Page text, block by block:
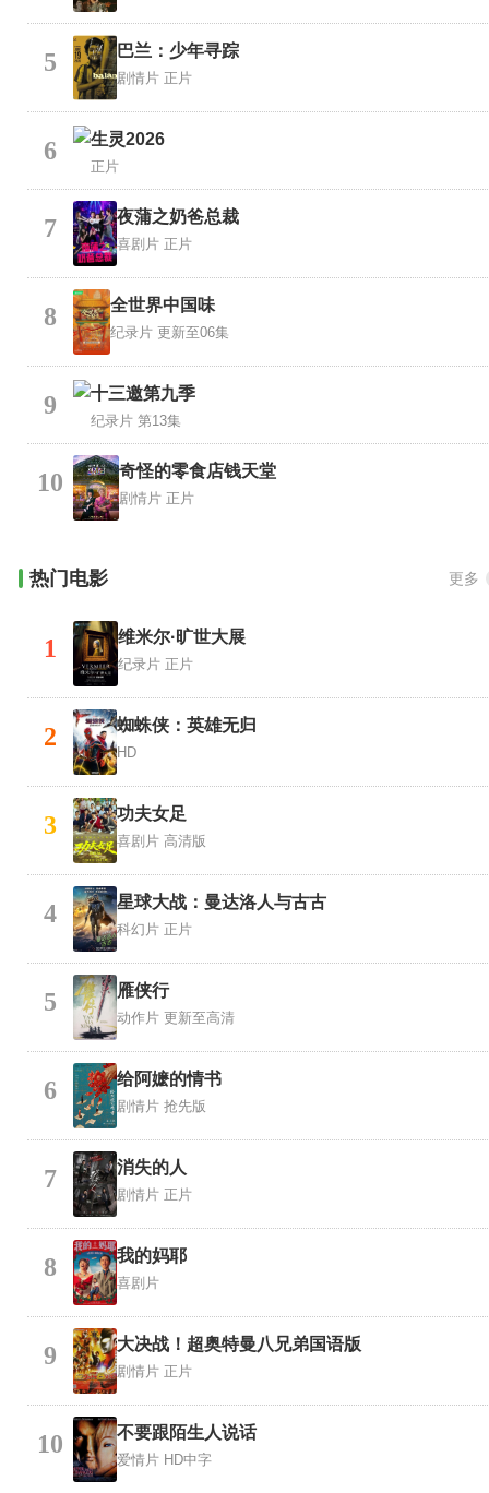
5 巴兰：少年寻踪
剧情片 正片
6 生灵2026
正片
7 夜蒲之奶爸总裁
喜剧片 正片
8 全世界中国味
纪录片 更新至06集
9 十三邀第九季
纪录片 第13集
10 奇怪的零食店钱天堂
剧情片 正片
热门电影 更多
1 维米尔·旷世大展
纪录片 正片
2 蜘蛛侠：英雄无归
HD
3 功夫女足
喜剧片 高清版
4 星球大战：曼达洛人与古古
科幻片 正片
5 雁侠行
动作片 更新至高清
6 给阿嬷的情书
剧情片 抢先版
7 消失的人
剧情片 正片
8 我的妈耶
喜剧片
9 大决战！超奥特曼八兄弟国语版
剧情片 正片
10 不要跟陌生人说话
爱情片 HD中字